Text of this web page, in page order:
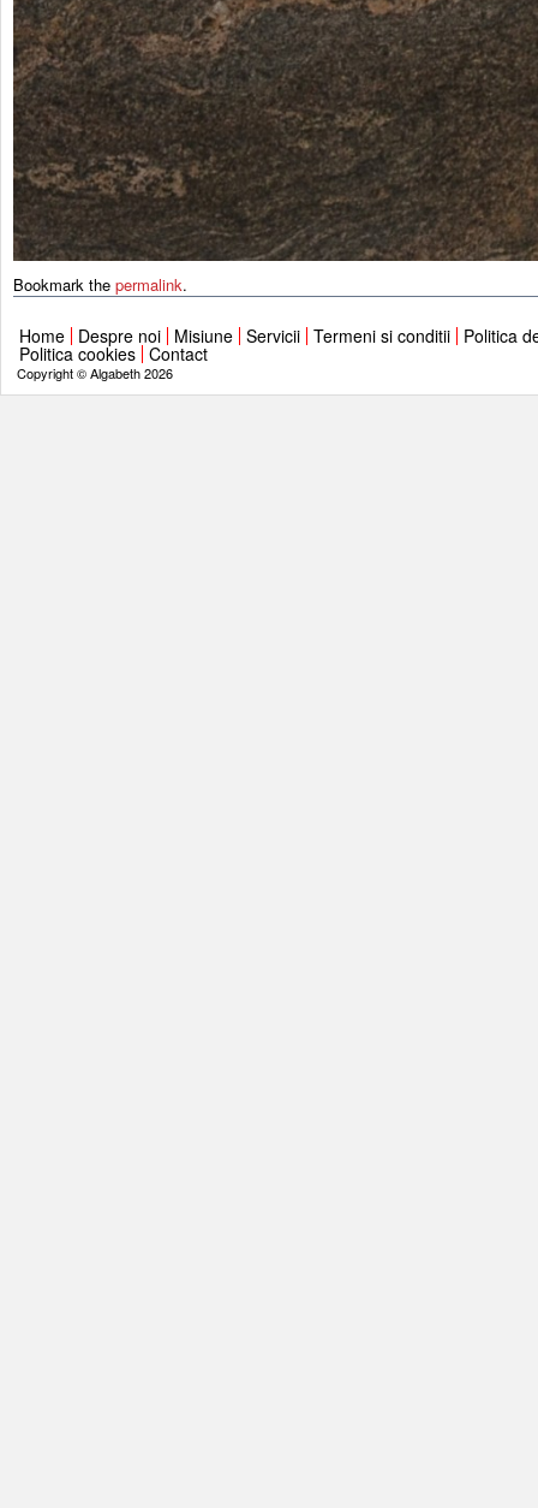
Bookmark the permalink.
Home Despre noi Misiune Servicii Termeni si conditii Politica
Politica cookies Contact
Copyright © Algabeth 2026